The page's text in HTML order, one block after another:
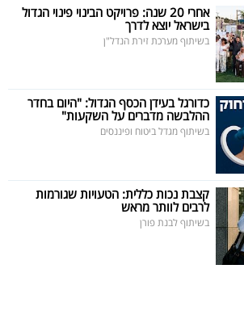
אחרי 20 שנה: פרויקט הבינוי פינוי הגדול
בישראל יוצא לדרך
בשיתוף מערכת זירת הנדל"ן
כדורגל בעידן הכסף הגדול: "היום בחדר
ההלבשה מדברים על השקעות"
בשיתוף מגדל ביטוח ופיננסים
קצבת נכות כללית: הטעויות שגורמות
לרבים לוותר מראש
בשיתוף לבנת פורן